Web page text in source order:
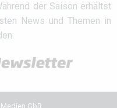
der Saison erhältst
News und Themen in
GbR